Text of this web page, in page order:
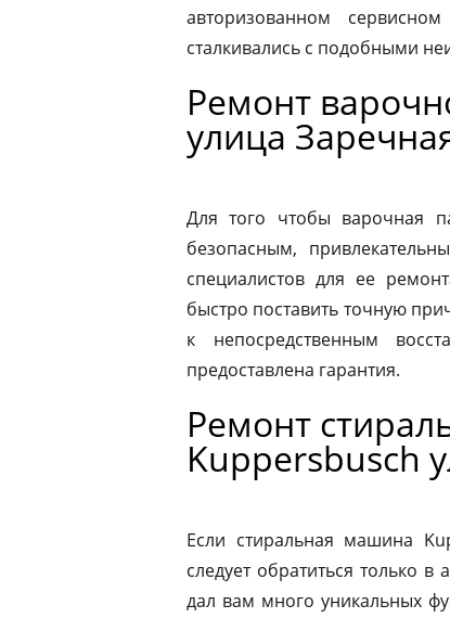
авторизованном
сталкивались с подобными
Ремонт
улица
Для того чтобы варочная
безопасным,
специалистов для ее
быстро поставить точную
к непосредственным
предоставлена гарантия.
Ремонт
Kuppersbusch
Если стиральная машина
следует обратиться только
дал вам много уникальных